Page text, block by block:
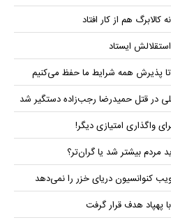
هم از کار افتاد
ایستاد
تا پذیرش همه شرایط ما حفظ می‌کنیم
در قتل حمیدرضا رجب‌زاده دستگیر شد
واگذاری امتیازی دیگر!
کنوانسیون دریای خزر را نمی‌دهد
پهپاد هدف قرار گرفت